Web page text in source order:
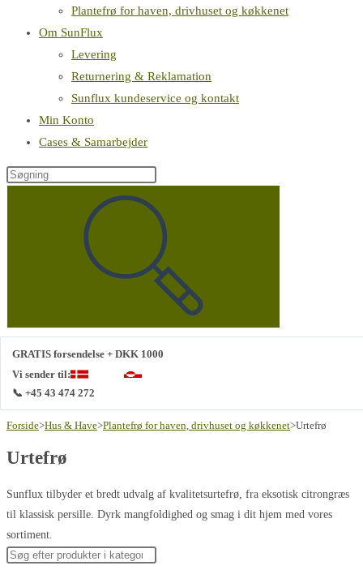
Plantefrø for haven, drivhuset og køkkenet
Om SunFlux
Levering
Returnering & Reklamation
Sunflux kundeservice og kontakt
Min Konto
Cases & Samarbejder
Søg
GRATIS forsendelse + DKK 1000
Vi sender til:
📞 +45 43 474 272
Forside>Hus & Have>Plantefrø for haven, drivhuset og køkkenet>Urtefrø
Urtefrø
Sunflux tilbyder et bredt udvalg af kvalitetsurtefrø, fra eksotisk citrongræs
til klassisk persille. Dyrk mangfoldighed og smag i dit hjem med vores
sortiment.